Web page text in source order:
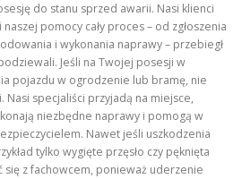
do stanu sprzed awarii. Nasi klienci
pomocy cały proces – od zgłoszenia
i wykonania naprawy – przebiegł
Jeśli na Twojej posesji w
pojazdu w ogrodzenie lub bramę, nie
Nasi specjaliści przyjadą na miejsce,
niezbędne naprawy i pomogą w
Nawet jeśli uszkodzenia
tylko wygięte przęsło czy pęknięta
się z fachowcem, ponieważ uderzenie